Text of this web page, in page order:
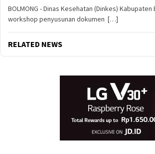
BOLMONG - Dinas Kesehatan (Dinkes)
workshop penyusunan dokumen […]
RELATED NEWS